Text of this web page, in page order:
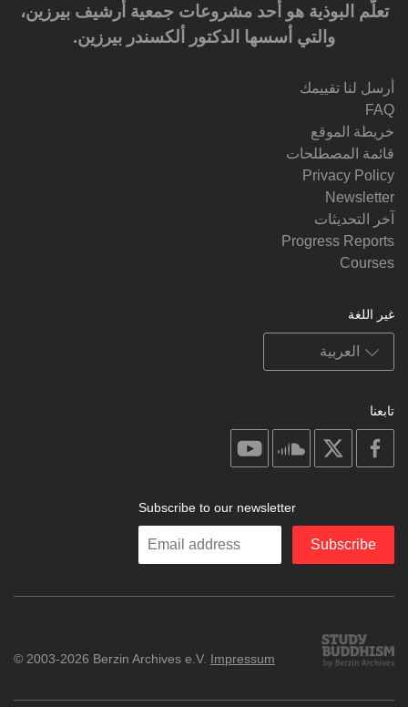
تعلَّم البوذية هو أحد مشروعات جمعية أرشيف بيرزين،
والتي أسسها الدكتور ألكسندر بيرزين.‎‎
أرسل لنا تقييمك
FAQ
خريطة الموقع
قائمة المصطلحات
Privacy Policy
Newsletter
آخر التحديثات
Progress Reports
Courses
غير اللغة
تابعنا
facebook
soundcloud
Subscribe to our newsletter
Enter
Subscribe
Study
Buddhism
© 2003-2026 Berzin Archives e.V. Impressum